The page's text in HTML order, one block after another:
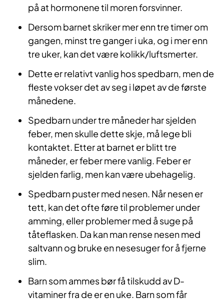
på at hormonene til moren forsvinner.
Dersom barnet skriker mer enn tre timer om
gangen, minst tre ganger i uka, og i mer enn
tre uker, kan det være kolikk/luftsmerter.
Dette er relativt vanlig hos spedbarn, men de
fleste vokser det av seg i løpet av de første
månedene.
Spedbarn under tre måneder har sjelden
feber, men skulle dette skje, må lege bli
kontaktet. Etter at barnet er blitt tre
måneder, er feber mere vanlig. Feber er
sjelden farlig, men kan være ubehagelig.
Spedbarn puster med nesen. Når nesen er
tett, kan det ofte føre til problemer under
amming, eller problemer med å suge på
tåteflasken. Da kan man rense nesen med
saltvann og bruke en nesesuger for å fjerne
slim.
Barn som ammes bør få tilskudd av D-
vitaminer fra de er en uke. Barn som får